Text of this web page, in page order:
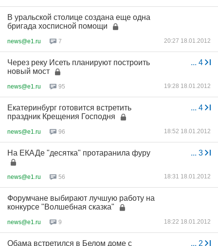
В уральской столице создана еще одна
бригада хосписной помощи
news@e1.ru 7 20:27 18.01.2012
... 4
Через реку Исеть планируют построить
новый мост
news@e1.ru 95 19:28 18.01.2012
... 4
Екатеринбург готовится встретить
праздник Крещения Господня
news@e1.ru 96 18:52 18.01.2012
... 3
На ЕКАДе "десятка" протаранила фуру
news@e1.ru 56 18:31 18.01.2012
Форумчане выбирают лучшую работу на
конкурсе "Волшебная сказка"
news@e1.ru 9 18:22 18.01.2012
... 2
Обама встретился в Белом доме с